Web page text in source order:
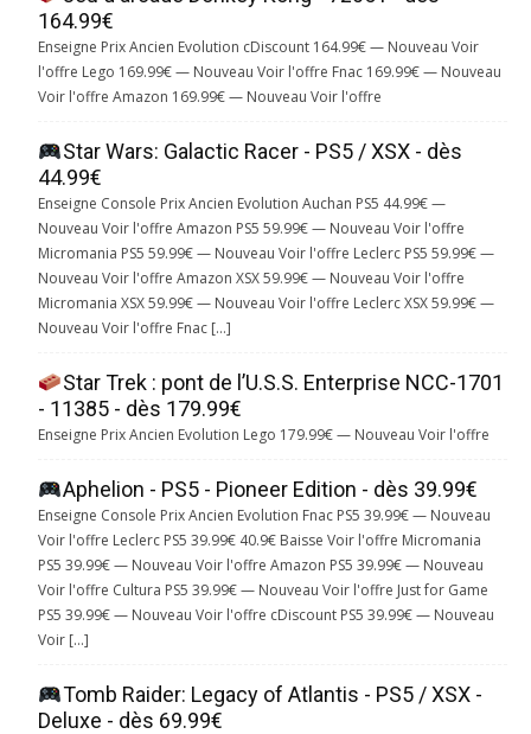
164.99€
Enseigne Prix Ancien Evolution cDiscount 164.99€ — Nouveau Voir
l'offre Lego 169.99€ — Nouveau Voir l'offre Fnac 169.99€ — Nouveau
Voir l'offre Amazon 169.99€ — Nouveau Voir l'offre
Star Wars: Galactic Racer - PS5 / XSX - dès
44.99€
Enseigne Console Prix Ancien Evolution Auchan PS5 44.99€ —
Nouveau Voir l'offre Amazon PS5 59.99€ — Nouveau Voir l'offre
Micromania PS5 59.99€ — Nouveau Voir l'offre Leclerc PS5 59.99€ —
Nouveau Voir l'offre Amazon XSX 59.99€ — Nouveau Voir l'offre
Micromania XSX 59.99€ — Nouveau Voir l'offre Leclerc XSX 59.99€ —
Nouveau Voir l'offre Fnac […]
Star Trek : pont de l’U.S.S. Enterprise NCC-1701
- 11385 - dès 179.99€
Enseigne Prix Ancien Evolution Lego 179.99€ — Nouveau Voir l'offre
Aphelion - PS5 - Pioneer Edition - dès 39.99€
Enseigne Console Prix Ancien Evolution Fnac PS5 39.99€ — Nouveau
Voir l'offre Leclerc PS5 39.99€ 40.9€ Baisse Voir l'offre Micromania
PS5 39.99€ — Nouveau Voir l'offre Amazon PS5 39.99€ — Nouveau
Voir l'offre Cultura PS5 39.99€ — Nouveau Voir l'offre Just for Game
PS5 39.99€ — Nouveau Voir l'offre cDiscount PS5 39.99€ — Nouveau
Voir […]
Tomb Raider: Legacy of Atlantis - PS5 / XSX -
Deluxe - dès 69.99€